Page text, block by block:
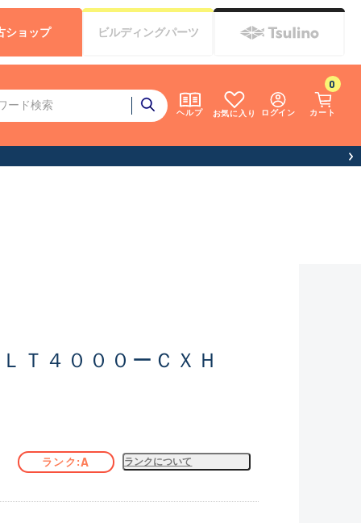
ヘルプ お気に入り ログイン カート
0
ショップ ビルディングパーツ
Ｔ４０００ーＣＸＨ
ランク A ランクについて